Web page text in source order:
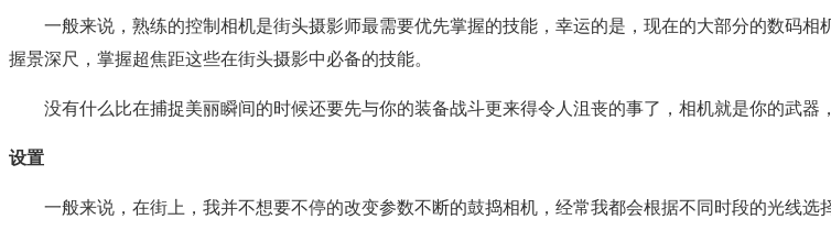
一般来说，熟练的控制相机是街头摄影师最需要优先掌握的技能，幸运的是，现在的大部分的数码相
握景深尺，掌握超焦距这些在街头摄影中必备的技能。
没有什么比在捕捉美丽瞬间的时候还要先与你的装备战斗更来得令人沮丧的事了，相机就是你的武器
设置
一般来说，在街上，我并不想要不停的改变参数不断的鼓捣相机，经常我都会根据不同时段的光线选